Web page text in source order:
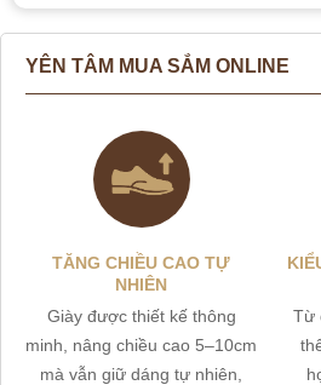
YÊN TÂM MUA SẮM ONLINE
TĂNG CHIỀU CAO TỰ
NHIÊN
Giày được thiết kế thông
minh, nâng chiều cao 5–10cm
mà vẫn giữ dáng tự nhiên,
Từ